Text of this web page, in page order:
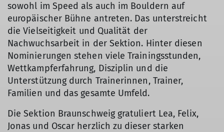
sowohl im Speed als auch im Bouldern auf
europäischer Bühne antreten. Das unterstreicht
die Vielseitigkeit und Qualität der
Nachwuchsarbeit in der Sektion. Hinter diesen
Nominierungen stehen viele Trainingsstunden,
Wettkampferfahrung, Disziplin und die
Unterstützung durch Trainerinnen, Trainer,
Familien und das gesamte Umfeld.
Die Sektion Braunschweig gratuliert Lea, Felix,
Jonas und Oscar herzlich zu dieser starken